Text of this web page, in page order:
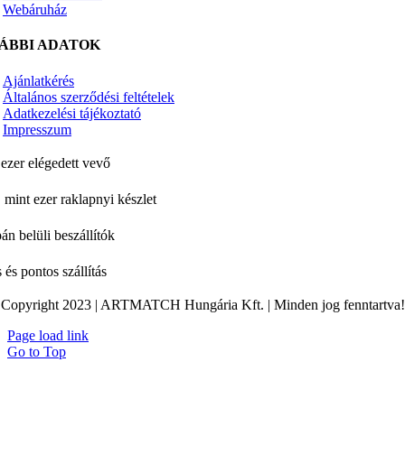
Webáruház
ADATOK
Ajánlatkérés
Általános szerződési feltételek
Adatkezelési tájékoztató
Impresszum
elégedett vevő
mint ezer raklapnyi készlet
belüli beszállítók
és pontos szállítás
Copyright 2023 | ARTMATCH Hungária Kft. | Minden jog fenntartva!
Page load link
Go to Top